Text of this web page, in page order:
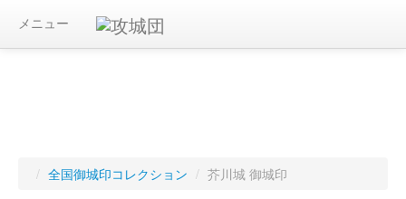
メニュー
/ 全国御城印コレクション / 芥川城 御城印